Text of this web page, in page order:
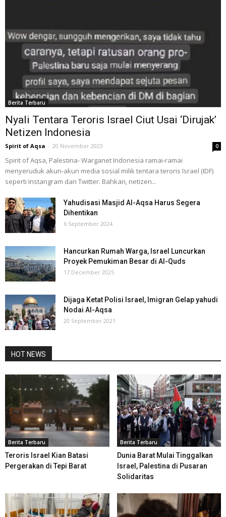
Berita Terbaru
Nyali Tentara Teroris Israel Ciut Usai ‘Dirujak’
Netizen Indonesia
Spirit of Aqsa - 20 November 2023 0
Spirit of Aqsa, Palestina- Warganet Indonesia ramai-ramai
menyeruduk akun-akun media sosial milik tentara teroris Israel (IDF)
seperti Instangram dan Twitter. Bahkan, netizen...
Yahudisasi Masjid Al-Aqsa Harus Segera
Dihentikan
6 September 2024
Hancurkan Rumah Warga, Israel Luncurkan
Proyek Pemukiman Besar di Al-Quds
17 December 2025
Dijaga Ketat Polisi Israel, Imigran Gelap yahudi
Nodai Al-Aqsa
20 September 2021
HOT NEWS
Berita Terbaru
Teroris Israel Kian Batasi
Pergerakan di Tepi Barat
Berita Terbaru
Dunia Barat Mulai Tinggalkan
Israel, Palestina di Pusaran
Solidaritas